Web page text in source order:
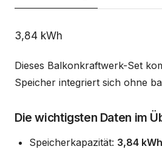
Beschreibung
3,84 kWh
Dieses Balkonkraftwerk-Set
Speicher integriert sich ohne
Die wichtigsten Daten im
Speicherkapazität: 3,84 kWh